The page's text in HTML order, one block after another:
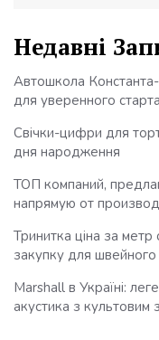
Недавні
Автошкола
для уверенного
Свічки-цифри для
дня народження
ТОП компаний,
напрямую от
Тринитка ціна за
закупку для
Marshall в Україні:
акустика з культовим